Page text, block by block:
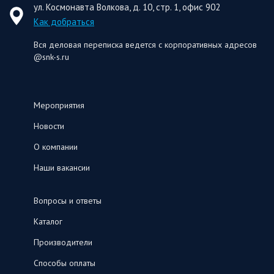
ул. Космонавта Волкова, д. 10, стр. 1, офис 902
Как добраться
Вся деловая переписка ведется с корпоративных адресов
@snk-s.ru
Мероприятия
Новости
О компании
Наши вакансии
Вопросы и ответы
Каталог
Производители
Способы оплаты